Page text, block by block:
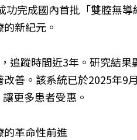
完成國內首批「雙腔無
新紀元。
追蹤時間近3年。研究結
善。該系統已於2025年
更多患者受惠。
的革命性前進